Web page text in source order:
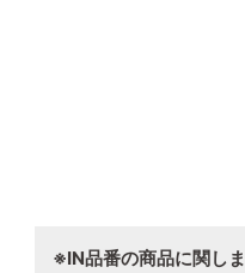
※IN品番の商品に関し